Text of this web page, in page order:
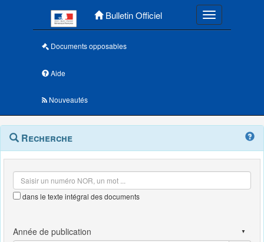
Bulletin Officiel Toggle
Documents opposables
Aide
Nouveautés
Navigation
outils
Menu
contextuel
Recherche
dans le texte intégral des documents